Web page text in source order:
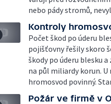
nebo pády stromů,
Kontroly
Počet škod po úderu
pojišťovny řešily skoro
škody po úderu blesku
na půl miliardy korun.
hromosvod povinný.
Požár ve firmě v